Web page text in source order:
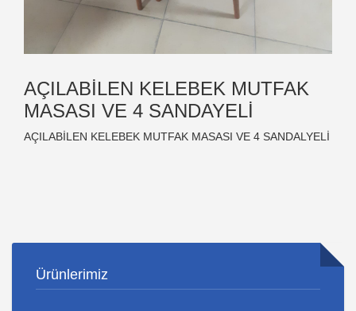
AÇILABİLEN KELEBEK MUTFAK
MASASI VE 4 SANDAYELİ
AÇILABİLEN KELEBEK MUTFAK MASASI VE 4 SANDALYELİ
Ürünlerimiz